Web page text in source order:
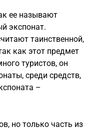
ее называют
экспонат.
таинственной,
как этот предмет
туристов, он
среди средств,
–
но только часть из